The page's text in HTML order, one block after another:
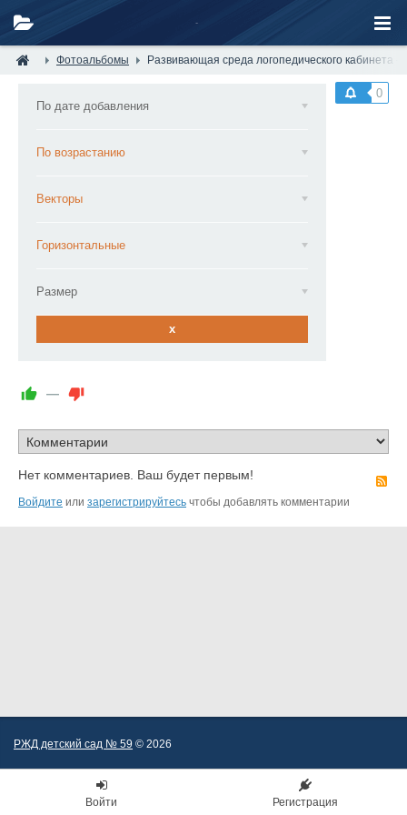
Фотоальбомы Развивающая среда логопедического кабинета
0
По дате добавления
По возрастанию
Векторы
Горизонтальные
Размер
x
—
Нет комментариев. Ваш будет первым!
Войдите или зарегистрируйтесь чтобы добавлять комментарии
РЖД детский сад № 59 © 2026
Войти Регистрация